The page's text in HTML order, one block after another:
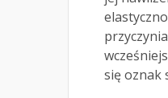
się oznak